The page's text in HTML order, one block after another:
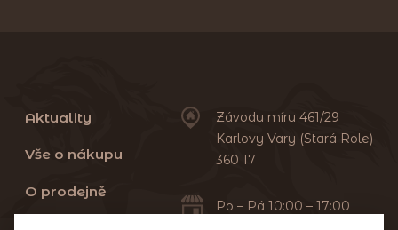
Aktuality
Vše o nákupu
O prodejně
Závodu míru 461/29
Karlovy Vary (Stará Role)
360 17
Po – Pá 10:00 – 17:00